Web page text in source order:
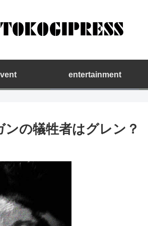
entertainment
ンの犠牲者はグレン？